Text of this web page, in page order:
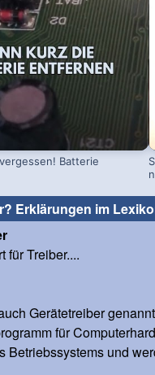
Batterie
Erklärungen im
für Treiber....
Gerätetreiber
für
Betriebssystems und